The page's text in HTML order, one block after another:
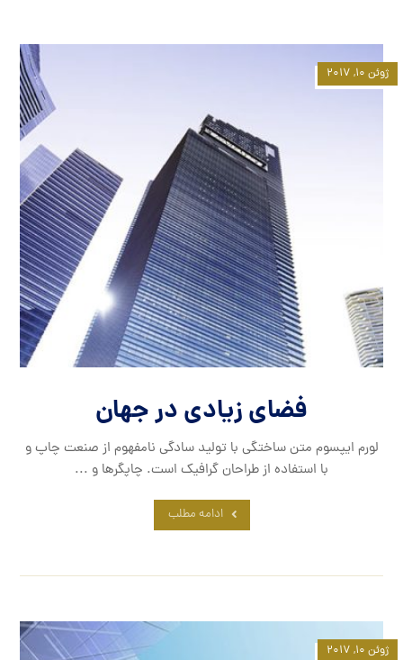
فضای زیادی در جهان
ژوئن ۱۰, ۲۰۱۷
لورم ایپسوم متن ساختگی با تولید سادگی نامفهوم از صنعت چاپ و
با استفاده از طراحان گرافیک است. چاپگرها و ...
ادامه مطلب
ژوئن ۱۰, ۲۰۱۷